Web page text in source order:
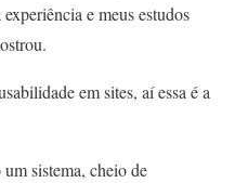
e meus estudos
em sites, aí essa é a
sistema, cheio de